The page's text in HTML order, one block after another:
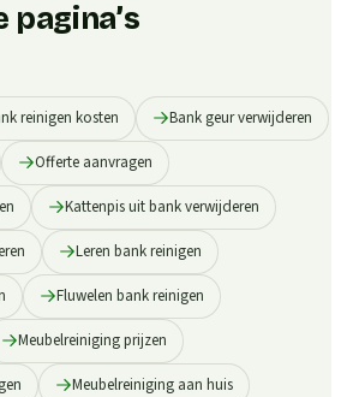
pagina’s
reinigen kosten Bank geur verwijderen
Offerte aanvragen
Kattenpis uit bank verwijderen
Leren bank reinigen
Fluwelen bank reinigen
Meubelreiniging prijzen
Meubelreiniging aan huis